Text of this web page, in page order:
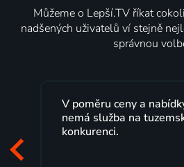
Můžeme o Lepší.TV říkat
nadšených uživatelů ví stejně
správnou
nabídky kanálů
trhu